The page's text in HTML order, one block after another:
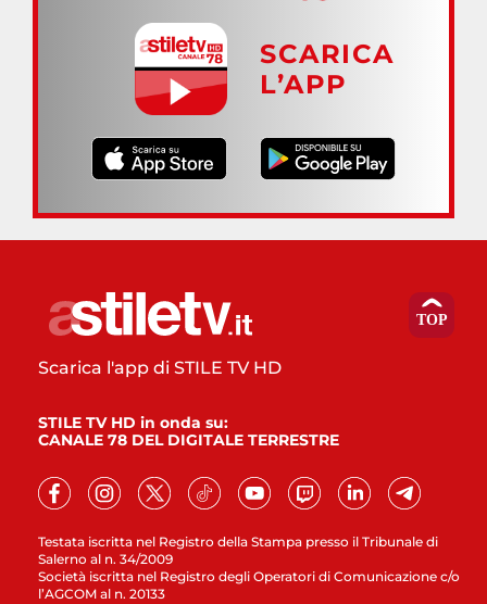
SCARICA
L’APP
Testata iscritta nel Registro della Stampa presso il Tribunale di
Salerno al n. 34/2009
Società iscritta nel Registro degli Operatori di Comunicazione c/o
l’AGCOM al n. 20133
Scarica l'app di STILE TV HD
STILE TV HD in onda su:
CANALE 78 DEL DIGITALE TERRESTRE